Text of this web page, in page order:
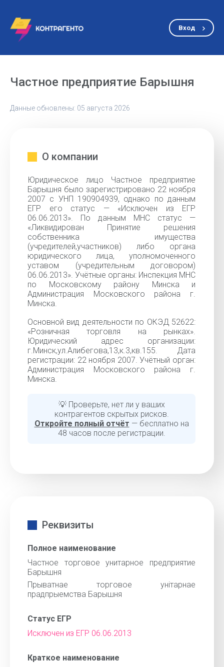
Вход
Частное предприятие Барышня
Данные обновлены: 05 августа 2026
О компании
Юридическое лицо Частное предприятие
Барышня было зарегистрировано 22 ноября
2007 с УНП 190904939, однако по данным
ЕГР его статус — «Исключен из ЕГР
06.06.2013». По данным МНС статус —
«Ликвидирован Принятие решения
собственника имущества
(учредителей,участников) либо органа
юридического лица, уполномоченного
уставом (учредительным договором)
06.06.2013». Учётные органы: Инспекция МНС
по Московскому району Минска и
Администрация Московского района г.
Минска.
Основной вид деятельности по ОКЭД 52622:
«Розничная торговля на рынках».
Юридический адрес организации:
г.Минск,ул.Алибегова,13,к.3,кв.155. Дата
регистрации: 22 ноября 2007. Учётный орган:
Администрация Московского района г.
Минска.
💡 Проверьте, нет ли у ваших
контрагентов скрытых рисков.
Откройте полный отчёт — бесплатно на
48 часов после регистрации.
Реквизиты
Полное наименование
Частное торговое унитарное предприятие
Барышня
Прыватнае торговое унiтарнае
прадпрыемства Барышня
Статус ЕГР
Исключен из ЕГР 06.06.2013
Краткое наименование